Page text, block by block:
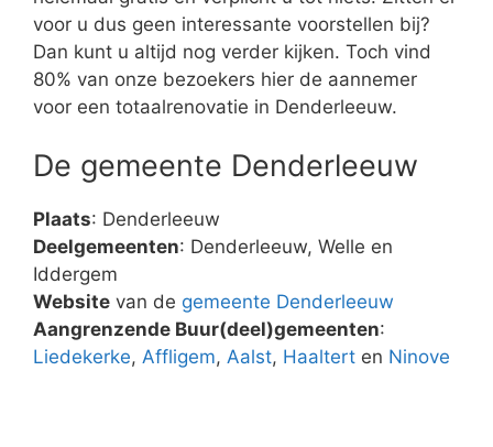
voor u dus geen interessante voorstellen bij?
Dan kunt u altijd nog verder kijken. Toch vind
80% van onze bezoekers hier de aannemer
voor een totaalrenovatie in Denderleeuw.
De gemeente Denderleeuw
Plaats: Denderleeuw
Deelgemeenten: Denderleeuw, Welle en
Iddergem
Website van de gemeente Denderleeuw
Aangrenzende Buur(deel)gemeenten:
Liedekerke, Affligem, Aalst, Haaltert en Ninove